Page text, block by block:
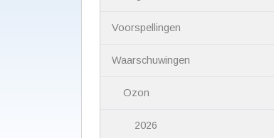
Voorspellingen
Waarschuwingen
Ozon
2026